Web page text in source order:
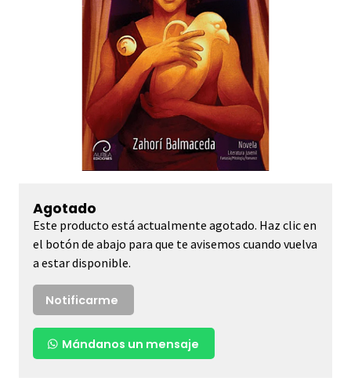
Agotado
Este producto está actualmente agotado. Haz clic en
el botón de abajo para que te avisemos cuando vuelva
a estar disponible.
Notificarme
Mándanos un mensaje